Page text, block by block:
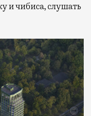
и чибиса, слушать